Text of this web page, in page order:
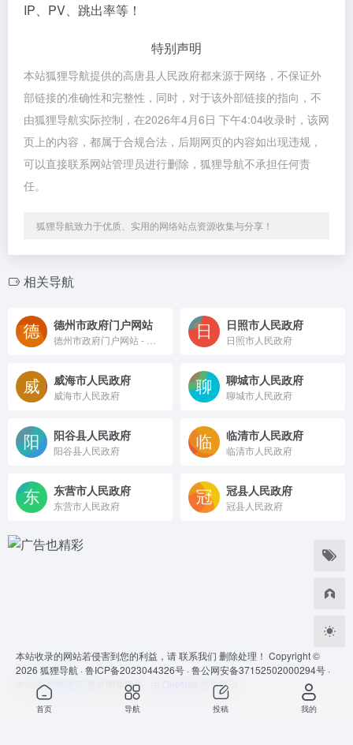
IP、PV、跳出率等！
特别声明
本站狐狸导航提供的高唐县人民政府都来源于网络，不保证外
部链接的准确性和完整性，同时，对于该外部链接的指向，不
由狐狸导航实际控制，在2026年4月6日 下午4:04收录时，该网
页上的内容，都属于合规合法，后期网页的内容如出现违规，
可以直接联系网站管理员进行删除，狐狸导航不承担任何责
任。
狐狸导航致力于优质、实用的网络站点资源收集与分享！
相关导航
德州市政府门户网站 日照市人民政府
日照市人民政府
威海市人民政府
威海市人民政府
聊城市人民政府
聊城市人民政府
阳谷县人民政府
阳谷县人民政府
临清市人民政府
临清市人民政府
东营市人民政府
东营市人民政府
冠县人民政府
冠县人民政府
本站收录的网站若侵害到您的利益，请联系我们 删除处理！ Copyright ©
2026 狐狸导航 ·鲁ICP备2023044326号 ·鲁公网安备37152502000294号 ·
本站由蜜蜂图床 提供图像服务 · 由 强力驱动
首页 导航 投稿 我的